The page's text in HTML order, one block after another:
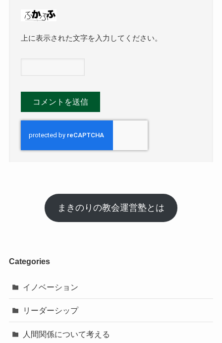
上に表示された文字を入力してください。
まきのりの教会運営塾とは
Categories
イノベーション
リーダーシップ
人間関係について考える